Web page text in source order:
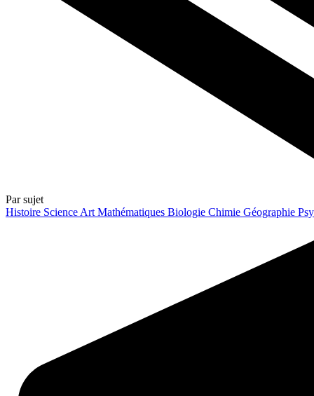
Par sujet
Histoire Science Art Mathématiques Biologie Chimie Géographie